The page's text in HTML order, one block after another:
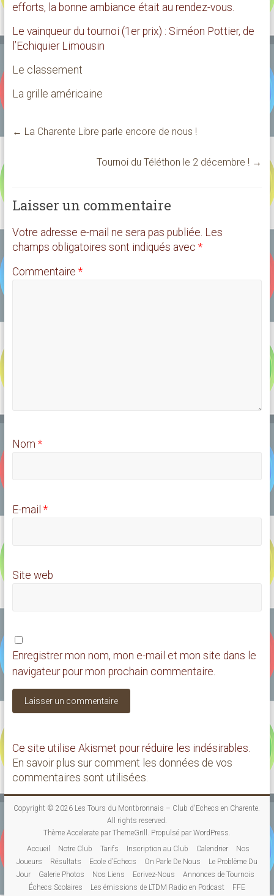
efforts, la bonne ambiance était au rendez-vous.
Le vainqueur du tournoi (1er prix) : Siméon Pottier, de
l’Echiquier Limousin
Le classement
La grille américaine
← La Charente Libre parle encore de nous !
Tournoi du Téléthon le 2 décembre ! →
Laisser un commentaire
Votre adresse e-mail ne sera pas publiée. Les
champs obligatoires sont indiqués avec *
Commentaire *
Nom *
E-mail *
Site web
Enregistrer mon nom, mon e-mail et mon site dans le
navigateur pour mon prochain commentaire.
Ce site utilise Akismet pour réduire les indésirables.
En savoir plus sur comment les données de vos
commentaires sont utilisées
Copyright © 2026 Les Tours du Montbronnais – Club d'Echecs en Charente
All rights reserved.
Thème Acceleratepar ThemeGrill. Propulsé par WordPress
Accueil
Notre Club Tarifs Inscription au Club Calendrier
Nos
Joueurs
Résultats Ecole d’Echecs On Parle De Nous
Le Problème Du
Jour
Galerie Photos Nos Liens Ecrivez-Nous
Annonces de Tournois
Échecs Scolaires
Les émissions de LTDM Radio en Podcast
FFE